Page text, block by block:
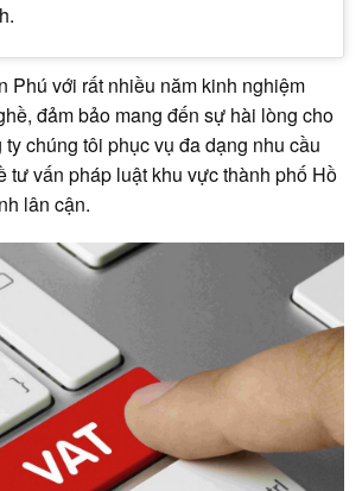
Phú với rất nhiều năm kinh nghiệm
đảm bảo mang đến sự hài lòng cho
chúng tôi phục vụ đa dạng nhu cầu
tư vấn pháp luật khu vực thành phố Hồ
lân cận.